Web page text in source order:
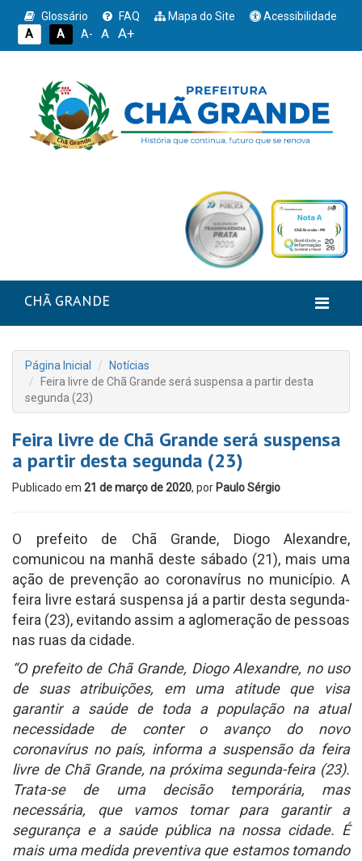
Glossário FAQ Mapa do Site
Acessibilidade
A
A A- A A+
CHÃ GRANDE
Página Inicial
Notícias
Feira livre de Chã Grande será suspensa a partir desta
segunda (23)
Feira livre de Chã Grande será suspensa
a partir desta segunda (23)
Publicado em 21 de março de 2020, por Paulo Sérgio
O prefeito de Chã Grande, Diogo Alexandre,
comunicou na manhã deste sábado (21), mais uma
ação de prevenção ao coronavírus no município. A
feira livre estará suspensa já a partir desta segunda-
feira (23), evitando assim a aglomeração de pessoas
nas ruas da cidade.
“O prefeito de Chã Grande, Diogo Alexandre, no uso
de suas atribuições, em uma atitude que visa
garantir a saúde de toda a população na atual
necessidade de conter o avanço do novo
coronavírus no país, informa a suspensão da feira
livre de Chã Grande, na próxima segunda-feira (23).
Trata-se de uma decisão temporária, mas
necessária, que vamos tomar para garantir a
segurança e a saúde pública na nossa cidade. É
mais uma medida preventiva que estamos tomando